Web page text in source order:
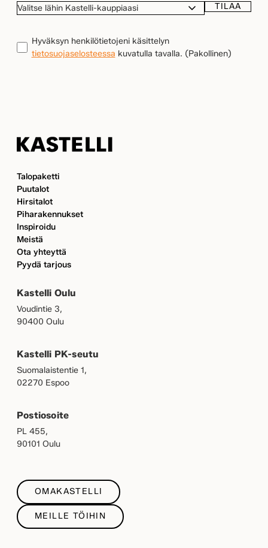
VALITSE
KAUPPIAASI
TIETOSUOJA(Pakollinen)
Hyväksyn henkilötietojeni käsittelyn
tietosuojaselosteessa kuvatulla tavalla. (Pakollinen)
TILAA
Talopaketti
Puutalot
Hirsitalot
Piharakennukset
Inspiroidu
Meistä
Ota yhteyttä
Pyydä tarjous
Kastelli Oulu
Voudintie 3,
90400 Oulu
Kastelli PK-seutu
Suomalaistentie 1,
02270 Espoo
Postiosoite
PL 455,
90101 Oulu
OMAKASTELLI
MEILLE TÖIHIN